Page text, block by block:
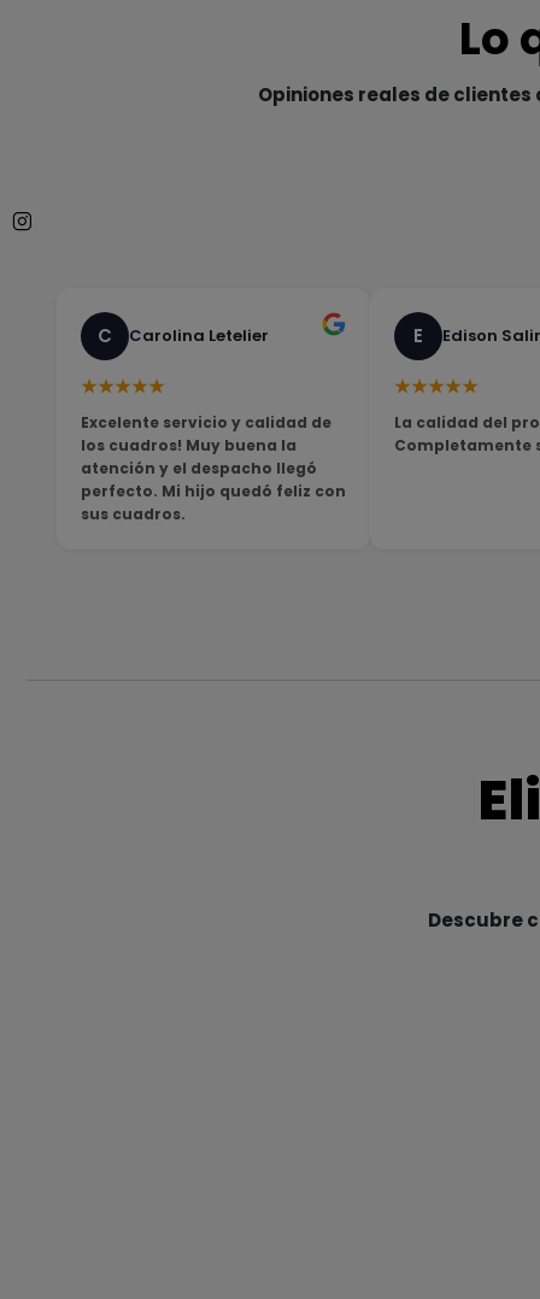
Lo
Opiniones reales de
C Carolina Letelier
★★★★★
Excelente servicio y calidad de
los cuadros! Muy buena la
atención y el despacho llegó
perfecto. Mi hijo quedó feliz con
sus cuadros.
E Edison
★★★★★
La calidad del
Completamente
Descubre